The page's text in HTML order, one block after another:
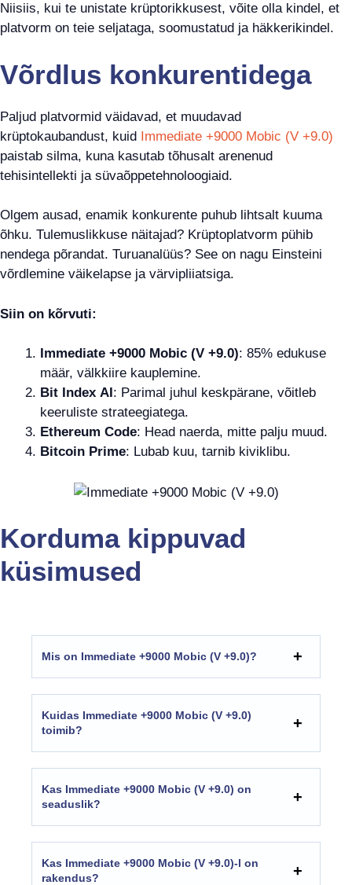
Niisiis, kui te unistate krüptorikkusest, võite olla kindel, et
platvorm on teie seljataga, soomustatud ja häkkerikindel.
Võrdlus konkurentidega
Paljud platvormid väidavad, et muudavad
krüptokaubandust, kuid Immediate +9000 Mobic (V +9.0)
paistab silma, kuna kasutab tõhusalt arenenud
tehisintellekti ja süvaõppetehnoloogiaid.
Olgem ausad, enamik konkurente puhub lihtsalt kuuma
õhku. Tulemuslikkuse näitajad? Krüptoplatvorm pühib
nendega põrandat. Turuanalüüs? See on nagu Einsteini
võrdlemine väikelapse ja värvipliiatsiga.
Siin on kõrvuti:
Immediate +9000 Mobic (V +9.0): 85% edukuse
määr, välkkiire kauplemine.
Bit Index AI: Parimal juhul keskpärane, võitleb
keeruliste strateegiatega.
Ethereum Code: Head naerda, mitte palju muud.
Bitcoin Prime: Lubab kuu, tarnib kiviklibu.
Korduma kippuvad
küsimused
Mis on Immediate +9000 Mobic (V +9.0)?
Kuidas Immediate +9000 Mobic (V +9.0)
toimib?
Kas Immediate +9000 Mobic (V +9.0) on
seaduslik?
Kas Immediate +9000 Mobic (V +9.0)-l on
rakendus?